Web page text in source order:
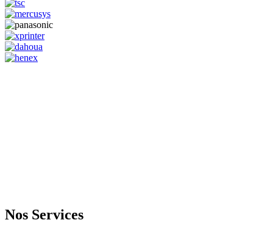
Nos Services